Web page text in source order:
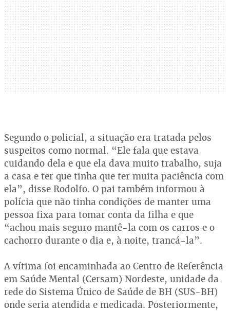
Segundo o policial, a situação era tratada pelos
suspeitos como normal. “Ele fala que estava
cuidando dela e que ela dava muito trabalho, suja
a casa e ter que tinha que ter muita paciência com
ela”, disse Rodolfo. O pai também informou à
polícia que não tinha condições de manter uma
pessoa fixa para tomar conta da filha e que
“achou mais seguro mantê-la com os carros e o
cachorro durante o dia e, à noite, trancá-la”.
A vítima foi encaminhada ao Centro de Referência
em Saúde Mental (Cersam) Nordeste, unidade da
rede do Sistema Único de Saúde de BH (SUS-BH)
onde seria atendida e medicada. Posteriormente,